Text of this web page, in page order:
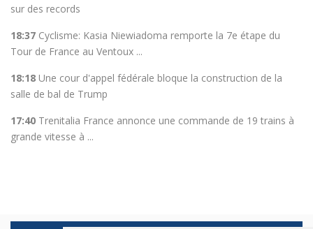
sur des records
18:37 Cyclisme: Kasia Niewiadoma remporte la 7e étape du
Tour de France au Ventoux ...
18:18 Une cour d'appel fédérale bloque la construction de la
salle de bal de Trump
17:40 Trenitalia France annonce une commande de 19 trains à
grande vitesse à ...